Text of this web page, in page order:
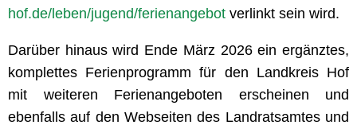
hof.de/leben/jugend/ferienangebot verlinkt sein wird.
Darüber hinaus wird Ende März 2026 ein ergänztes,
komplettes Ferienprogramm für den Landkreis Hof
mit weiteren Ferienangeboten erscheinen und
ebenfalls auf den Webseiten des Landratsamtes und